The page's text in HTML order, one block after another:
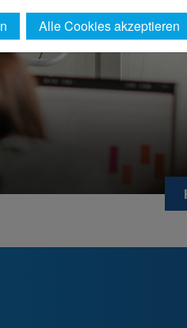
Alle Cookies akzeptieren